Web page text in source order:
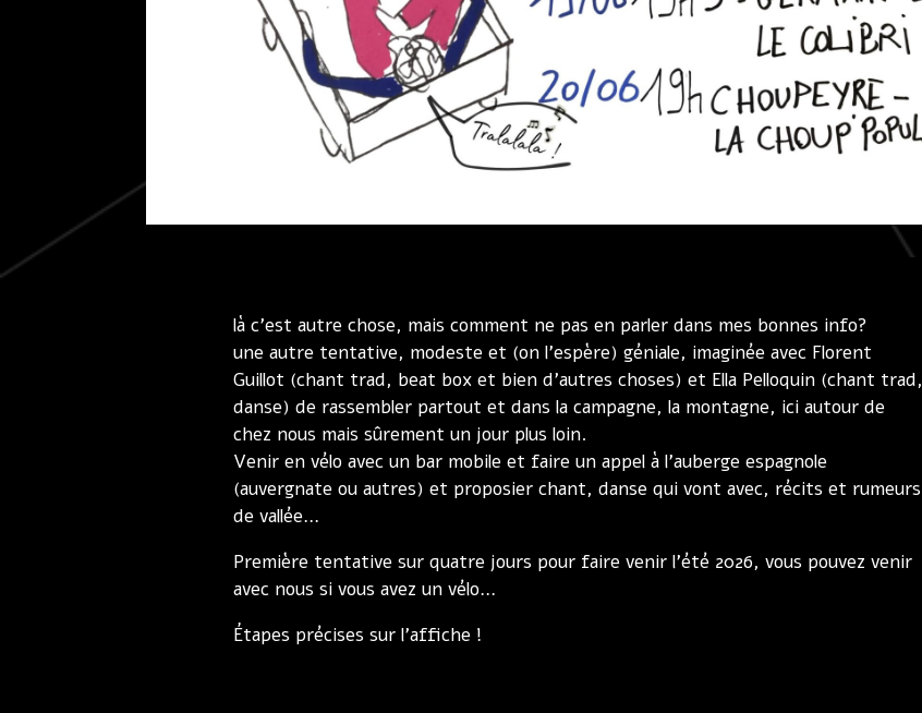
là c’est autre chose, mais comment ne pas en parler dans mes bonnes info?
une autre tentative, modeste et (on l’espère) géniale, imaginée avec Florent
Guillot (chant trad, beat box et bien d’autres choses) et Ella Pelloquin (chant trad,
danse) de rassembler partout et dans la campagne, la montagne, ici autour de
chez nous mais sûrement un jour plus loin.
Venir en vélo avec un bar mobile et faire un appel à l’auberge espagnole
(auvergnate ou autres) et proposier chant, danse qui vont avec, récits et rumeurs
de vallée…
Première tentative sur quatre jours pour faire venir l’été 2026, vous pouvez venir
avec nous si vous avez un vélo…
Étapes précises sur l’affiche !